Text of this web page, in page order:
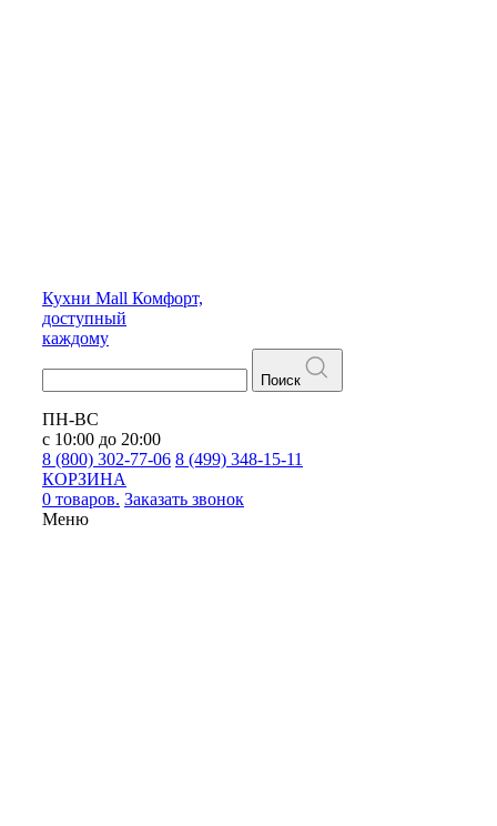
Кухни Mall Комфорт,
доступный
каждому
Поиск
ПН-ВС
с 10:00 до 20:00
8 (800) 302-77-06 8 (499) 348-15-11
КОРЗИНА
0 товаров. Заказать звонок
Меню